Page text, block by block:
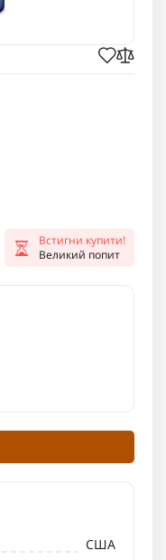
Встигни купити!
Великий попит
США